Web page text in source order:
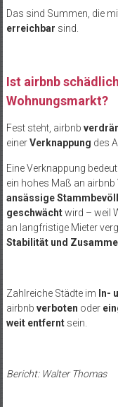
Das sind Summen, die
erreichbar sind.
Ist airbnb
Wohnungsmarkt?
Fest steht, airbnb
einerVerknappung des
Eine Verknappung
ein hohes Maß an
ansässige
geschwächtwird – weil
an langfristige Mieter
Stabilität und
Zahlreiche Städte im In-
airbnb verboten oder
weit entferntsein.
Bericht: Walter Thomas